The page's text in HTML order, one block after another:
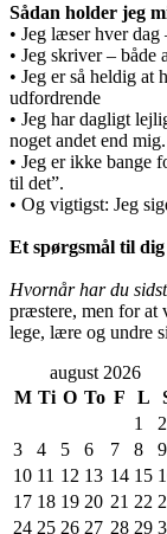
Sådan holder jeg
• Jeg læser hver
• Jeg skriver – både
• Jeg er så heldig at
udfordrende
• Jeg har dagligt
noget andet end mig.
• Jeg er ikke bange
til det”.
• Og vigtigst: Jeg
Et spørgsmål til dig
Hvornår har du
præstere, men for at
lege, lære og undre
august 2026
M Ti O To F L
1
2
3
4 5 6 7 8
9
10 11 12 13 14 15
17 18 19 20 21 22
24 25 26 27 28 29